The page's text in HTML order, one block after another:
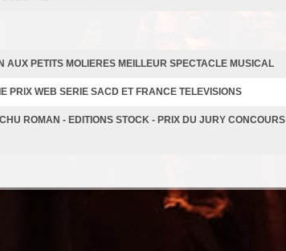
AUX PETITS MOLIERES MEILLEUR SPECTACLE MUSICAL
PRIX WEB SERIE SACD ET FRANCE TELEVISIONS
ROMAN - EDITIONS STOCK - PRIX DU JURY CONCOURS